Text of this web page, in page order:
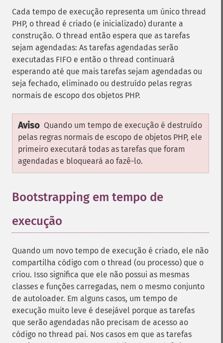
Cada tempo de execução representa um único thread
PHP, o thread é criado (e inicializado) durante a
construção. O thread então espera que as tarefas
sejam agendadas: As tarefas agendadas serão
executadas FIFO e então o thread continuará
esperando até que mais tarefas sejam agendadas ou
seja fechado, eliminado ou destruído pelas regras
normais de escopo dos objetos PHP.
Aviso Quando um tempo de execução é destruído
pelas regras normais de escopo de objetos PHP, ele
primeiro executará todas as tarefas que foram
agendadas e bloqueará ao fazê-lo.
Bootstrapping em tempo de
execução
Quando um novo tempo de execução é criado, ele não
compartilha código com o thread (ou processo) que o
criou. Isso significa que ele não possui as mesmas
classes e funções carregadas, nem o mesmo conjunto
de autoloader. Em alguns casos, um tempo de
execução muito leve é desejável porque as tarefas
que serão agendadas não precisam de acesso ao
código no thread pai. Nos casos em que as tarefas